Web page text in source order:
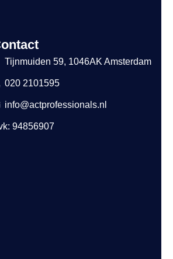
Tijnmuiden 59, 1046AK Amsterdam
020 2101595
info@actprofessionals.nl
94856907